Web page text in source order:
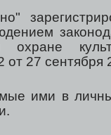
27 сентября
ими в